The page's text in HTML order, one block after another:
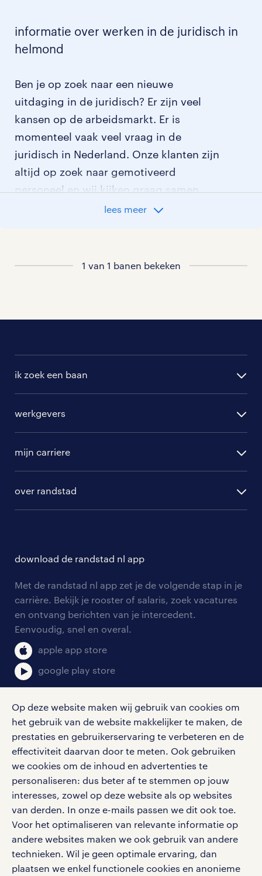
Op deze website maken wij gebruik van cookies om
het gebruik van de website makkelijker te maken, de
prestaties en gebruikerservaring te verbeteren en de
effectiviteit daarvan door te meten. Ook gebruiken
we cookies om de inhoud en advertenties te
personaliseren: dus beter af te stemmen op jouw
interesses, zowel op deze website als op websites
van derden. In onze e-mails passen we dit ook toe.
Voor het optimaliseren van relevante informatie op
andere websites maken we ook gebruik van andere
technieken. Wil je geen optimale ervaring, dan
plaatsen we enkel functionele cookies en anonieme
informatie over werken in de juridisch in
helmond
Ben je op zoek naar een nieuwe
uitdaging in de juridisch? Er zijn veel
kansen op de arbeidsmarkt. Er is
momenteel vaak veel vraag in de
juridisch in Nederland. Onze klanten zijn
altijd op zoek naar gemotiveerd
personeel en wij kijken graag samen
met je naar de organisatie die het beste
lees meer
1 van 1 banen bekeken
ik zoek een baan
randstad professional
randstad digital
werkgevers
hr-diensten
branches
tarieven
personeel gezocht
aanmelden nieuwsbrief
mijn carriere
solliciteren
blogs en artikelen
salarischecker
bruto-netto calculator
over randstad
onze vestigingen
pers
klachten en misstanden
download de randstad nl app
Met de randstad nl app zet je de volgende stap in je
carrière. Bekijk je rooster of salaris, zoek vacatures
en ontvang berichten van je intercedent.
Eenvoudig, snel en overal.
apple app store
google play store
social media
Volg ons voor de leukste content omtrent
vacatures, solliciteren en inspiratie.
werken bij randstad
gebruikersvoorwaarden
privacystatement